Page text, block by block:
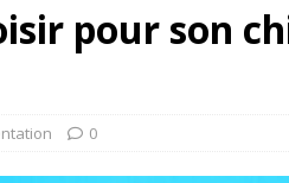
pour son
0